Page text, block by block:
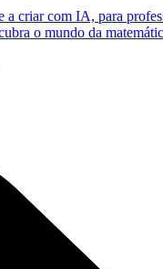
a criar com IA, para
o mundo da